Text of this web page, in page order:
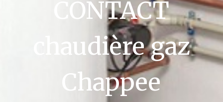
CONTACT
chaudière gaz
Chappee